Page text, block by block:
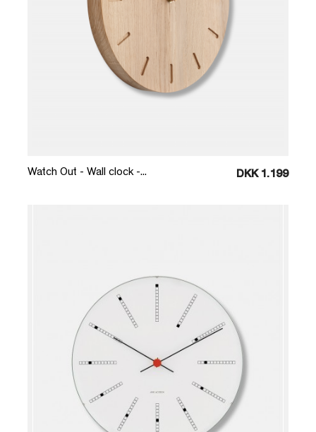
Watch Out - Wall clock -... DKK 1.199